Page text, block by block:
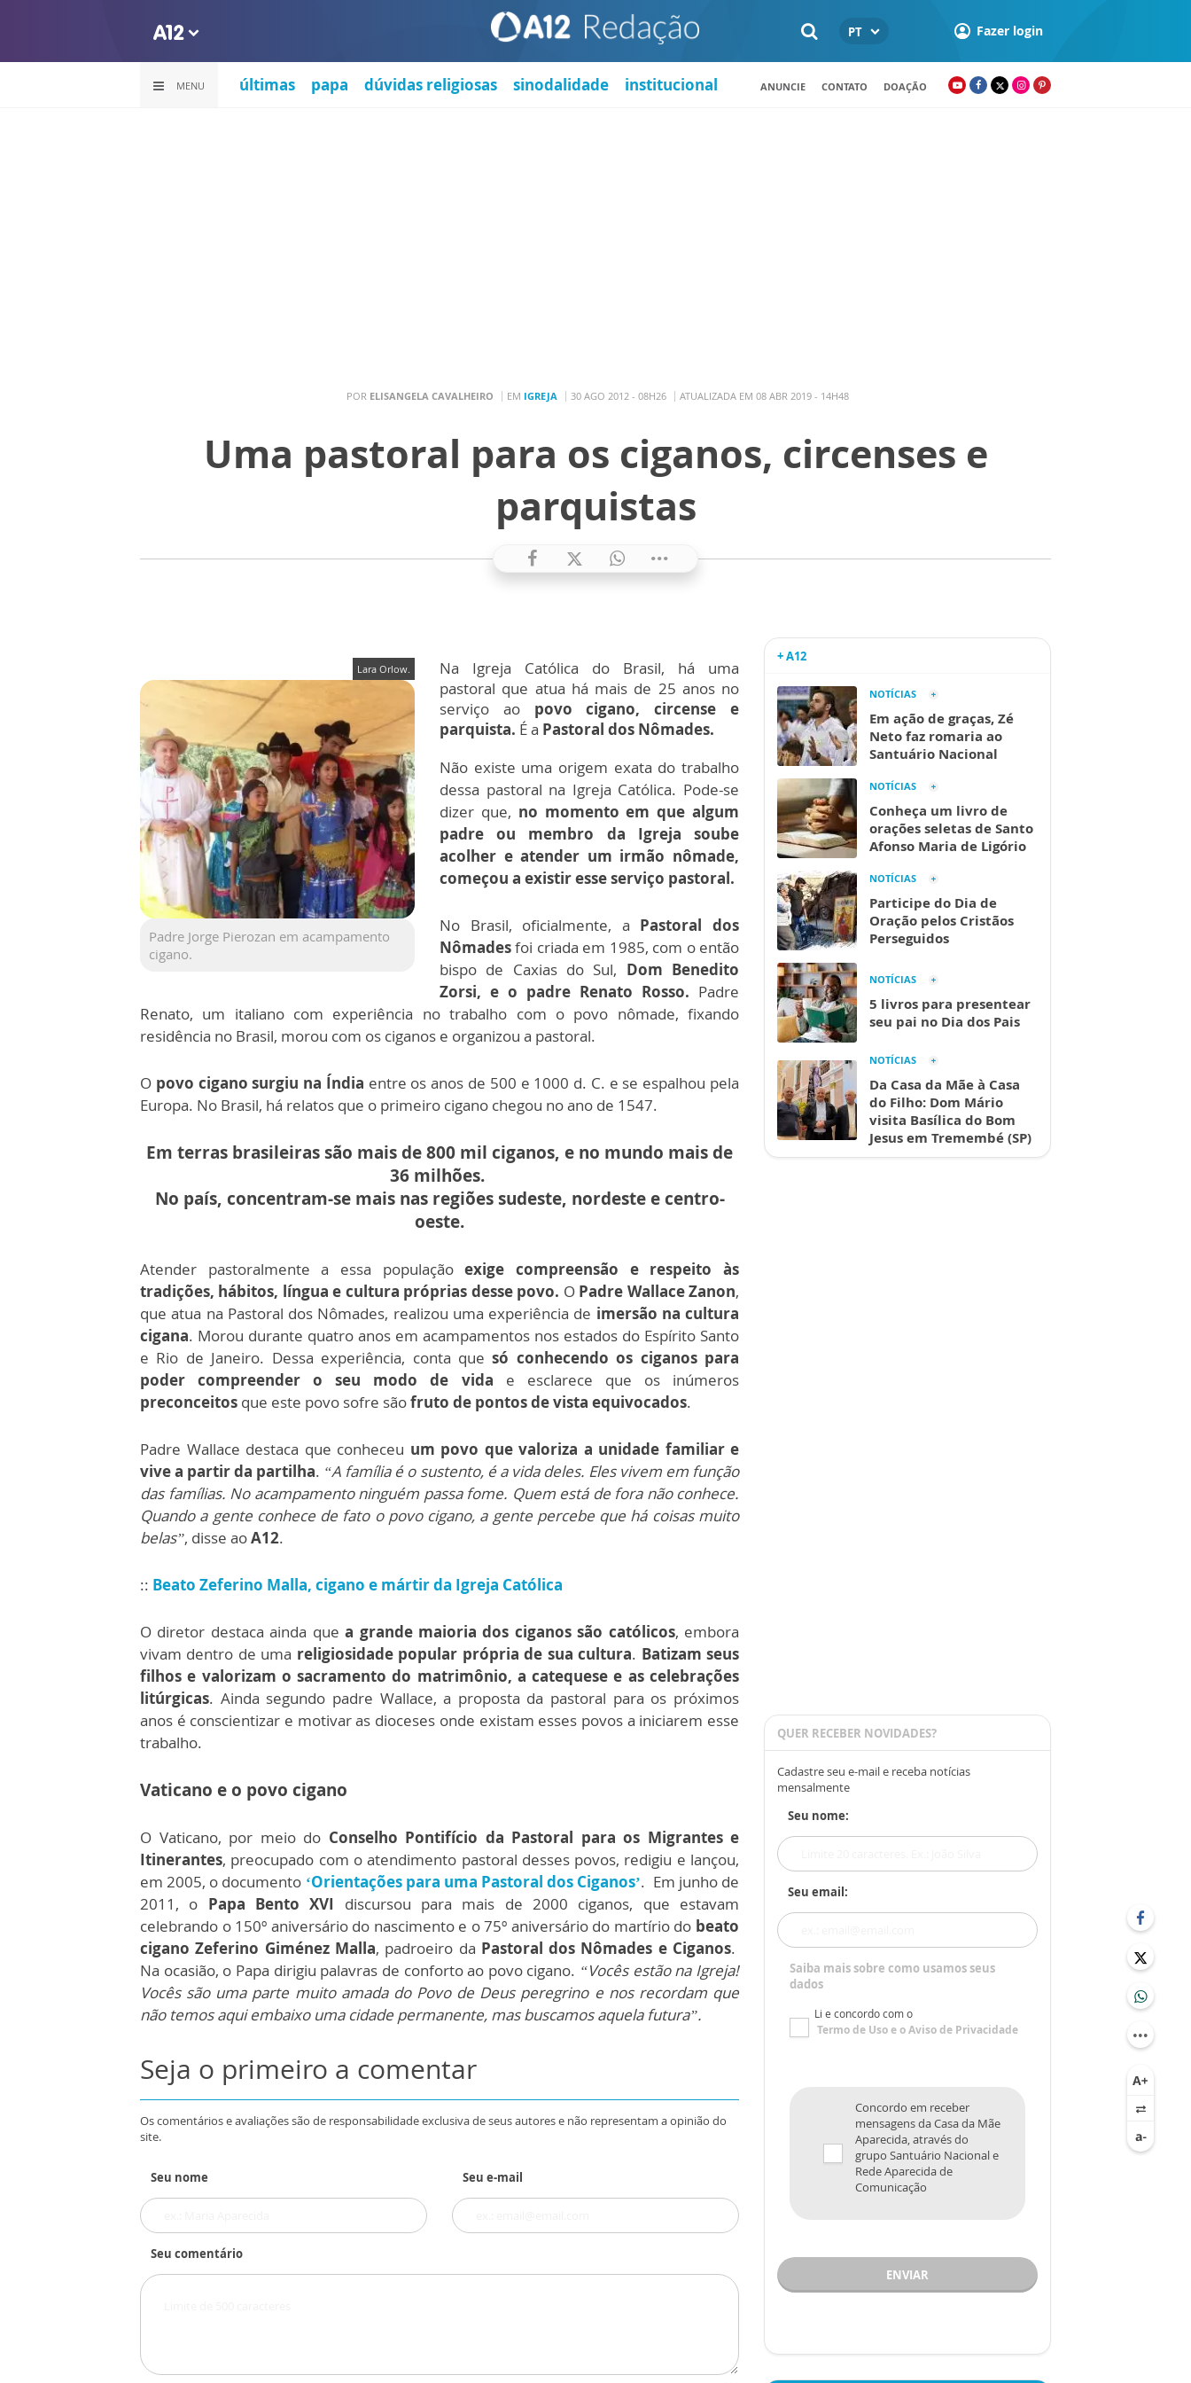
PT Fazer login
MENU últimas papa dúvidas religiosas sinodalidade institucional ANUNCIE CONTATO DOAÇÃO
POR ELISANGELA CAVALHEIRO EM IGREJA 30 AGO 2012 - 08H26 ATUALIZADA EM 08 ABR 2019 - 14H48
Uma pastoral para os ciganos, circenses e
parquistas
Lara Orlow.
Padre Jorge Pierozan em acampamento
cigano.
Na Igreja Católica do Brasil, há uma
pastoral que atua há mais de 25 anos no
serviço ao povo cigano, circense e
parquista. É a Pastoral dos Nômades.
Não existe uma origem exata do trabalho
dessa pastoral na Igreja Católica. Pode-se
dizer que, no momento em que algum
padre ou membro da Igreja soube
acolher e atender um irmão nômade,
começou a existir esse serviço pastoral.
No Brasil, oficialmente, a Pastoral dos
Nômadesfoi criada em 1985, com o então
bispo de Caxias do Sul, Dom Benedito
Zorsi, e o padre Renato Rosso. Padre
Renato, um italiano com experiência no trabalho com o povo nômade, fixando
residência no Brasil, morou com os ciganos e organizou a pastoral.
O povo cigano surgiu na Índia entre os anos de 500 e 1000 d. C. e se espalhou pela
Europa. No Brasil, há relatos que o primeiro cigano chegou no ano de 1547.
Em terras brasileiras são mais de 800 mil ciganos, e no mundo mais de
36 milhões.
No país, concentram-se mais nas regiões sudeste, nordeste e centro-
oeste.
Atender pastoralmente a essa populaçãoexige compreensão e respeito às
tradições, hábitos, língua e cultura próprias desse povo. O Padre Wallace Zanon,
que atua na Pastoral dos Nômades, realizou uma experiência de imersão na cultura
cigana. Morou durante quatro anos em acampamentos nos estados do Espírito Santo
e Rio de Janeiro. Dessa experiência, conta quesó conhecendo os ciganos para
poder compreender o seu modo de vida e esclarece que os inúmeros
preconceitos que este povo sofre sãofruto de pontos de vista equivocados.
Padre Wallace destaca que conheceu um povo que valoriza a unidade familiar e
vive a partir da partilha. “A família é o sustento, é a vida deles. Eles vivem em função
das famílias. No acampamento ninguém passa fome. Quem está de fora não conhece.
Quando a gente conhece de fato o povo cigano, a gente percebe que há coisas muito
belas”, disse aoA12.
:: Beato Zeferino Malla, cigano e mártir da Igreja Católica
O diretor destaca ainda quea grande maioria dos ciganos são católicos, embora
vivam dentro de uma religiosidade popular própria de sua cultura. Batizam seus
filhos e valorizam o sacramento do matrimônio, a catequese e as celebrações
litúrgicas. Ainda segundo padre Wallace, a proposta da pastoral para os próximos
anos é conscientizar e motivar as dioceses onde existam esses povos a iniciarem esse
trabalho.
Vaticano e o povo cigano
O Vaticano, por meio do Conselho Pontifício da Pastoral para os Migrantes e
Itinerantes, preocupado com o atendimento pastoral desses povos, redigiu e lançou,
em 2005, o documento ‘Orientações para uma Pastoral dos Ciganos’. Em junho de
2011, o Papa Bento XVI
discursou para mais de 2000 ciganos, que estavam
celebrando o 150º aniversário do nascimento e o 75º aniversário do martírio do beato
cigano Zeferino Giménez Malla, padroeiro da Pastoral dos Nômades e Ciganos.
Na ocasião, o Papa dirigiu palavras de conforto ao povo cigano. “Vocês estão na Igreja!
Vocês são uma parte muito amada do Povo de Deus peregrino e nos recordam que
não temos aqui embaixo uma cidade permanente, mas buscamos aquela futura”.
Seja o primeiro a comentar
Os comentários e avaliações são de responsabilidade exclusiva de seus autores e não representam a opinião do
site.
Seu nome Seu e-mail
Seu comentário
+ A12
NOTÍCIAS
Em ação de graças, Zé
Neto faz romaria ao
Santuário Nacional
NOTÍCIAS
Conheça um livro de
orações seletas de Santo
Afonso Maria de Ligório
NOTÍCIAS
Participe do Dia de
Oração pelos Cristãos
Perseguidos
NOTÍCIAS
5 livros para presentear
seu pai no Dia dos Pais
NOTÍCIAS
Da Casa da Mãe à Casa
do Filho: Dom Mário
visita Basílica do Bom
Jesus em Tremembé (SP)
QUER RECEBER NOVIDADES?
Cadastre seu e-mail e receba notícias
mensalmente
Seu nome:
Seu email:
Saiba mais sobre como usamos seus
dados
Li e concordo com o
Termo de Usoe oAviso de Privacidade
Concordo em receber
mensagens da Casa da Mãe
Aparecida, através do
grupo Santuário Nacional e
Rede Aparecida de
Comunicação
ENVIAR